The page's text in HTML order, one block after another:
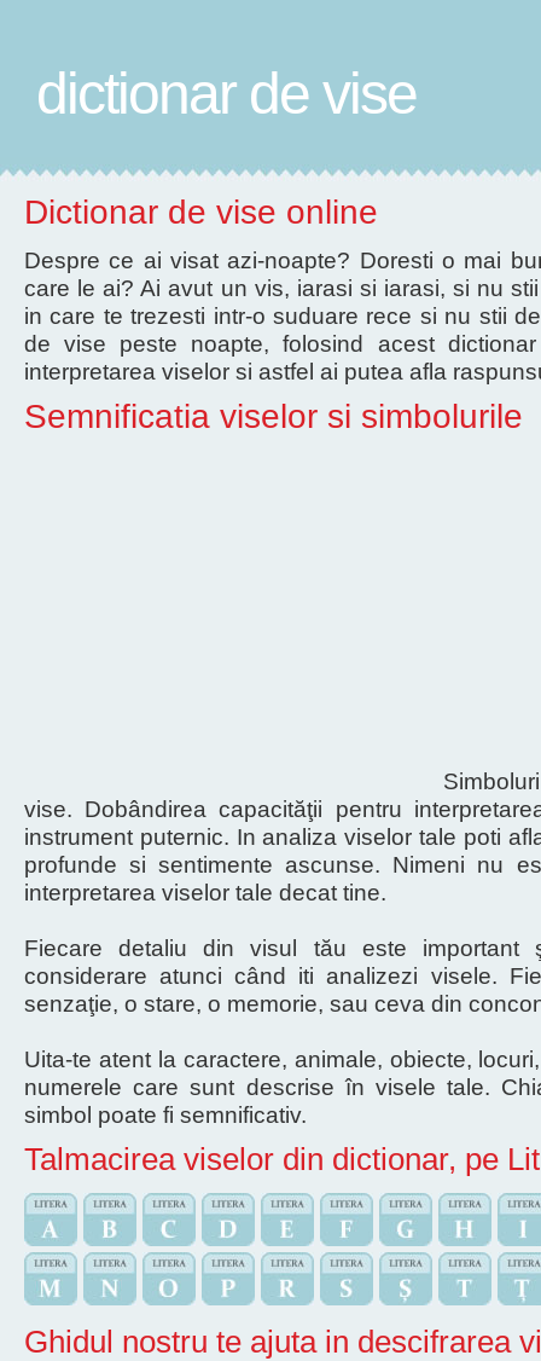
dictionar de vise
Dictionar de vise online
Despre ce ai visat azi-noapte? Doresti o mai
care le ai? Ai avut un vis, iarasi si iarasi, si nu
in care te trezesti intr-o suduare rece si nu stii
de vise peste noapte, folosind acest
interpretarea viselor si astfel ai putea afla
Semnificatia viselor si simbolurile
vise. Dobândirea capacităţii pentru
instrument puternic. In analiza viselor tale poti
profunde si sentimente ascunse. Nimeni nu
interpretarea viselor tale decat tine.
Fiecare detaliu din visul tău este
considerare atunci când iti analizezi visele.
senzaţie, o stare, o memorie, sau ceva din
Uita-te atent la caractere, animale, obiecte,
numerele care sunt descrise în visele tale.
simbol poate fi semnificativ.
Talmacirea viselor din dictionar, pe
Ghidul nostru te ajuta in descifrarea